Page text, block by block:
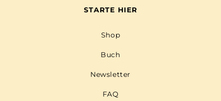
STARTE HIER
Shop
Buch
Newsletter
FAQ